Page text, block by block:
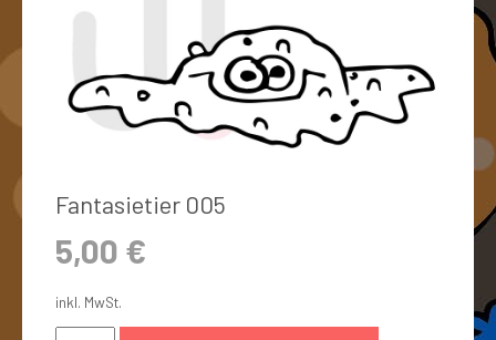
Fantasietier 005
5,00 €
inkl. MwSt.